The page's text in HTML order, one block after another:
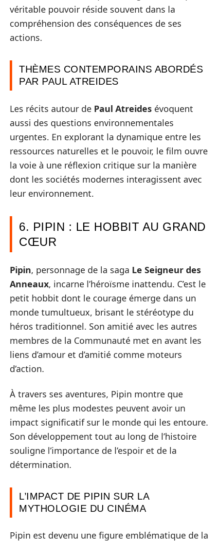
véritable pouvoir réside souvent dans la
compréhension des conséquences de ses
actions.
THÈMES CONTEMPORAINS ABORDÉS
PAR PAUL ATREIDES
Les récits autour de Paul Atreides évoquent
aussi des questions environnementales
urgentes. En explorant la dynamique entre les
ressources naturelles et le pouvoir, le film ouvre
la voie à une réflexion critique sur la manière
dont les sociétés modernes interagissent avec
leur environnement.
6. PIPIN : LE HOBBIT AU GRAND
CŒUR
Pipin, personnage de la saga Le Seigneur des
Anneaux, incarne l’héroïsme inattendu. C’est le
petit hobbit dont le courage émerge dans un
monde tumultueux, brisant le stéréotype du
héros traditionnel. Son amitié avec les autres
membres de la Communauté met en avant les
liens d’amour et d’amitié comme moteurs
d’action.
À travers ses aventures, Pipin montre que
même les plus modestes peuvent avoir un
impact significatif sur le monde qui les entoure.
Son développement tout au long de l’histoire
souligne l’importance de l’espoir et de la
détermination.
L’IMPACT DE PIPIN SUR LA
MYTHOLOGIE DU CINÉMA
Pipin est devenu une figure emblématique de la